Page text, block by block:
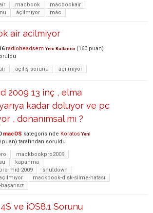
macbook
macbookair
açılmıyor mac
air acilmiyor
radioheadsem Yeni Kullanıcı (160 puan)
açılış-sorunu açılmıyor
2009 13 inç , elma
kadar doluyor ve pc
, donanımsal mı ?
macOS kategorisinde Koratos Yeni
puan) tarafından soruldu
mackbookpro2009
kapanma
mid-2009
shutdown
mackbook-disk-silme-hatası
ve iOS8.1 Sorunu